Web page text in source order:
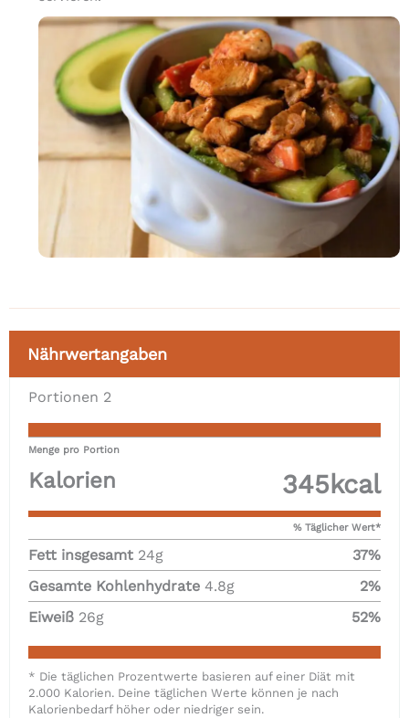
Nährwertangaben
Portionen 2
Menge pro Portion
Kalorien 345kcal
% Täglicher Wert*
Fett insgesamt 24g 37%
Gesamte Kohlenhydrate 4.8g 2%
Eiweiß 26g 52%
* Die täglichen Prozentwerte basieren auf einer Diät mit
2.000 Kalorien. Deine täglichen Werte können je nach
Kalorienbedarf höher oder niedriger sein.